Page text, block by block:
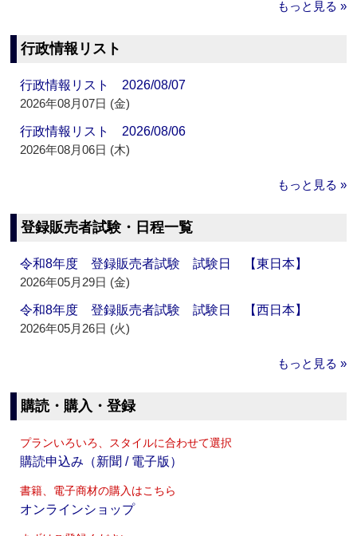
もっと見る »
行政情報リスト
行政情報リスト 2026/08/07
2026年08月07日 (金)
行政情報リスト 2026/08/06
2026年08月06日 (木)
もっと見る »
登録販売者試験・日程一覧
令和8年度 登録販売者試験 試験日 【東日本】
2026年05月29日 (金)
令和8年度 登録販売者試験 試験日 【西日本】
2026年05月26日 (火)
もっと見る »
購読・購入・登録
プランいろいろ、スタイルに合わせて選択
購読申込み（新聞 / 電子版）
書籍、電子商材の購入はこちら
オンラインショップ